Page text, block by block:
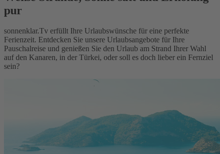
pur
sonnenklar.Tv erfüllt Ihre Urlaubswünsche für eine perfekte
Ferienzeit. Entdecken Sie unsere Urlaubsangebote für Ihre
Pauschalreise und genießen Sie den Urlaub am Strand Ihrer Wahl
auf den Kanaren, in der Türkei, oder soll es doch lieber ein Fernziel
sein?